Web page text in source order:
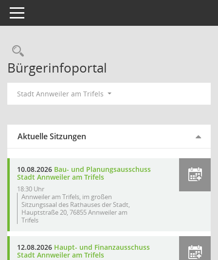
Toggle navigation
Rechercheauswahl
Bürgerinfoportal
Stadt Annweiler am Trifels
Aktuelle Sitzungen
10.08.2026 Bau- und Planungsausschuss
Stadt Annweiler am Trifels
18:30 Uhr
Annweiler am Trifels, im großen
Sitzungssaal des Rathauses der Stadt,
Hauptstraße 20, 76855 Annweiler am
Trifels
12.08.2026 Haupt- und Finanzausschuss
Stadt Annweiler am Trifels